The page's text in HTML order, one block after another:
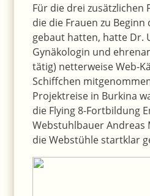
Für die drei zusätzlichen
die die Frauen zu Beginn
gebaut hatten, hatte Dr.
Gynäkologin und
tätig) netterweise Web-
Schiffchen
Projektreise in Burkina
die Flying 8-Fortbildung
Webstuhlbauer Andreas
die Webstühle startklar